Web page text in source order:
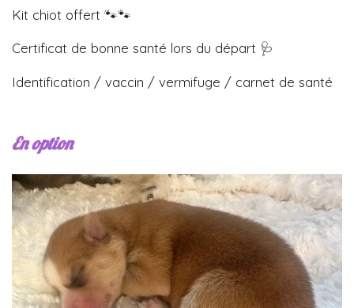
Kit chiot offert 🐾🐾
Certificat de bonne santé lors du départ 🩺
Identification / vaccin / vermifuge / carnet de santé
En option